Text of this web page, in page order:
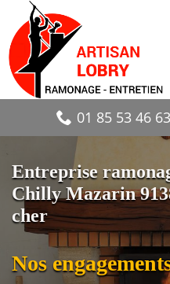
01 85 53 46 63
Entreprise
Chilly Mazarin
cher
Nos